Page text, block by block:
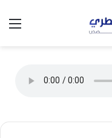
الوضع